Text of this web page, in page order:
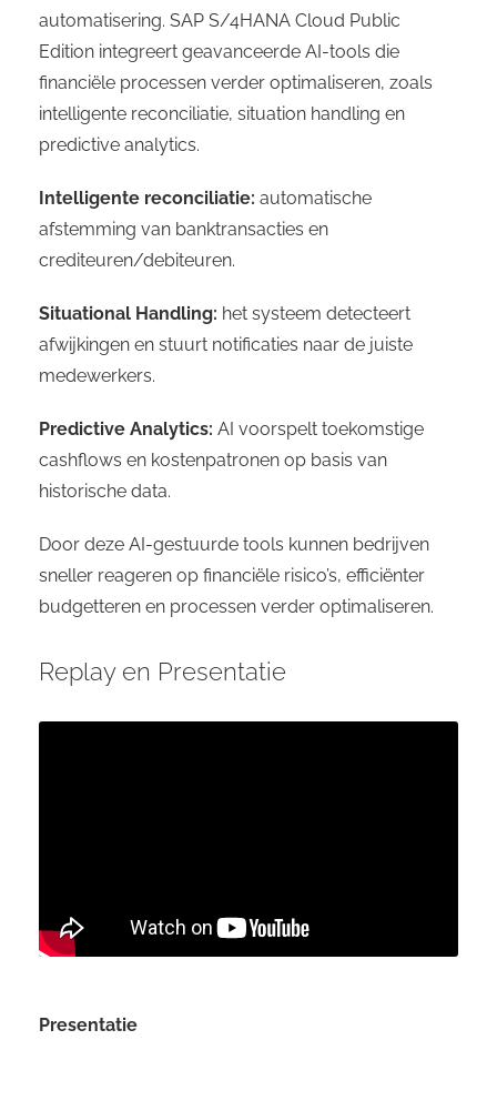
automatisering. SAP S/4HANA Cloud Public
Edition integreert geavanceerde AI-tools die
financiële processen verder optimaliseren, zoals
intelligente reconciliatie, situation handling en
predictive analytics.
Intelligente reconciliatie: automatische
afstemming van banktransacties en
crediteuren/debiteuren.
Situational Handling: het systeem detecteert
afwijkingen en stuurt notificaties naar de juiste
medewerkers.
Predictive Analytics: AI voorspelt toekomstige
cashflows en kostenpatronen op basis van
historische data.
Door deze AI-gestuurde tools kunnen bedrijven
sneller reageren op financiële risico’s, efficiënter
budgetteren en processen verder optimaliseren.
Replay en Presentatie
Presentatie